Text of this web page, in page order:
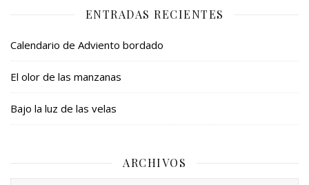
ENTRADAS RECIENTES
Calendario de Adviento bordado
El olor de las manzanas
Bajo la luz de las velas
ARCHIVOS